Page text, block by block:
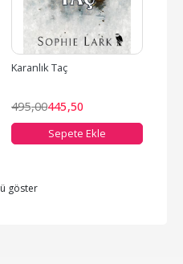
Karanlık Taç
495,00445,50
Sepete Ekle
göster